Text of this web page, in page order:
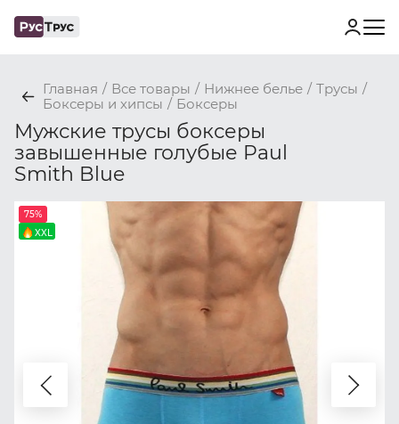
Главная / Все товары / Нижнее белье / Трусы /
Боксеры и хипсы / Боксеры
Мужские трусы боксеры
завышенные голубые Paul
Smith Blue
75%
XXL